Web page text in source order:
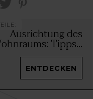
Ausrichtung des
Tipps...
ENTDECKEN